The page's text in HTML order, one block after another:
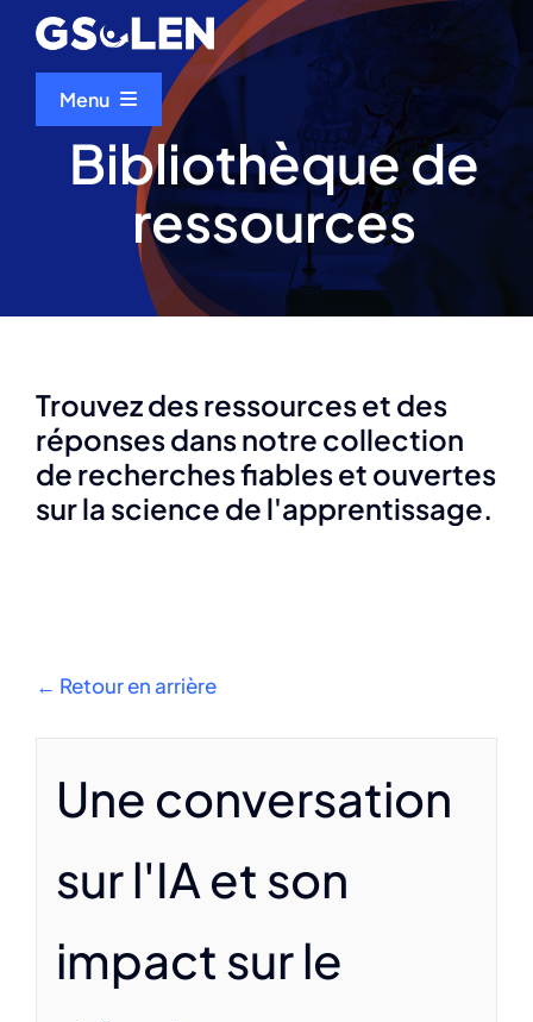
Skip
Menu
Accueil
À propos de nous
Evénements
Bibliothèque de ressources
Scientifique du mois
Bibliothèque de
ressources
Trouvez des ressources et des
réponses dans notre collection
de recherches fiables et ouvertes
sur la science de l'apprentissage.
← Retour en arrière
Une conversation
sur l'IA et son
impact sur le